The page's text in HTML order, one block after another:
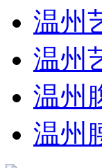
温州
温州
温州
温州